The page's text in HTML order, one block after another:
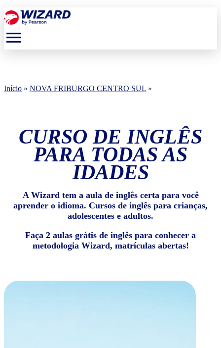
menu
Início » NOVA FRIBURGO CENTRO SUL »
CURSO DE INGLÊS
PARA TODAS AS
IDADES
A Wizard tem a aula de inglês certa para você
aprender o idioma. Cursos de inglês para crianças,
adolescentes e adultos.
Faça 2 aulas grátis de inglês para conhecer a
metodologia Wizard, matrículas abertas!